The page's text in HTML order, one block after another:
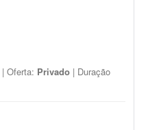
| Oferta: Privado | Duração